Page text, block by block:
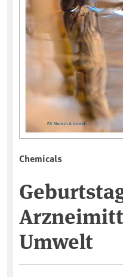
Chemicals
Umwelt